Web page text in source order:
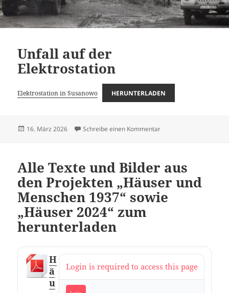
Unfall auf der
Elektrostation
Elektrostation in Susanowo HERUNTERLADEN
Veröffentlicht
16. März 2026 Schreibe einen Kommentarzu Unfall auf der
Alle Texte und Bilder aus
den Projekten „Häuser und
Menschen 1937“ sowie
„Häuser 2024“ zum
herunterladen
H
ä
u
Login is required to access this page